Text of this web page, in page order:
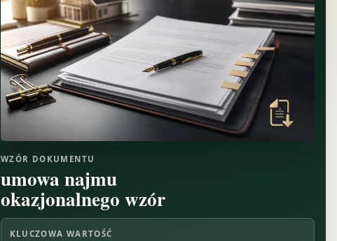
WZÓR DOKUMENTU
umowa najmu
okazjonalnego wzór
KLUCZOWA WARTOŚĆ